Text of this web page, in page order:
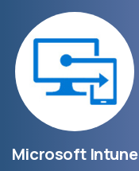
Microsoft Intune